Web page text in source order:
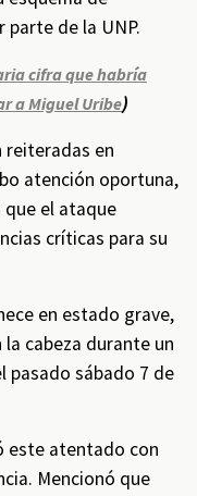
de la UNP.
cifra que habría
a Miguel Uribe)
reiteradas en
atención oportuna,
que el ataque
críticas para su
en estado grave,
cabeza durante un
sábado 7 de
este atentado con
Mencionó que